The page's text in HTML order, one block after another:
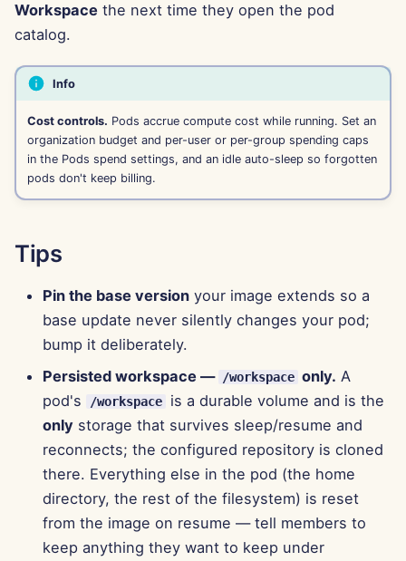
25 tháng 10 năm 2024
11 tháng 10 năm 2024
4 tháng 10 năm 2024
27 tháng 9 năm 2024
6 tháng 9 năm 2024
23 tháng 8 năm 2024
16 tháng 8 năm 2024
9 tháng 8 năm 2024
2 tháng 8 năm 2024
26 tháng 7 năm 2024
Workspace the next time they open the pod
catalog.
Info
Cost controls. Pods accrue compute cost while running. Set an
organization budget and per-user or per-group spending caps
in the Pods spend settings, and an idle auto-sleep so forgotten
pods don't keep billing.
Tips
Pin the base versionyour image extends so a
base update never silently changes your pod;
bump it deliberately.
Persisted workspace — /workspace only. A
pod's
/workspace
is a durable volume and is the
onlystorage that survives sleep/resume and
reconnects; the configured repository is cloned
there. Everything else in the pod (the home
directory, the rest of the filesystem) is reset
from the image on resume — tell members to
keep anything they want to keep under